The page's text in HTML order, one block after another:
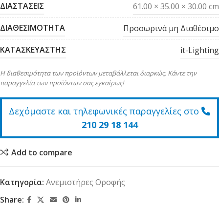
ΔΙΑΣΤΑΣΕΙΣ 61.00 × 35.00 × 30.00 cm
ΔΙΑΘΕΣΙΜΟΤΗΤΑ Προσωρινά μη Διαθέσιμο
ΚΑΤΑΣΚΕΥΑΣΤΗΣ it-Lighting
Η διαθεσιμότητα των προϊόντων μεταβάλλεται διαρκώς. Κάντε την
παραγγελία των προϊόντων σας εγκαίρως!
Δεχόμαστε και τηλεφωνικές παραγγελίες στο
210 29 18 144
Add to compare
Κατηγορία: Ανεμιστήρες Οροφής
Share: